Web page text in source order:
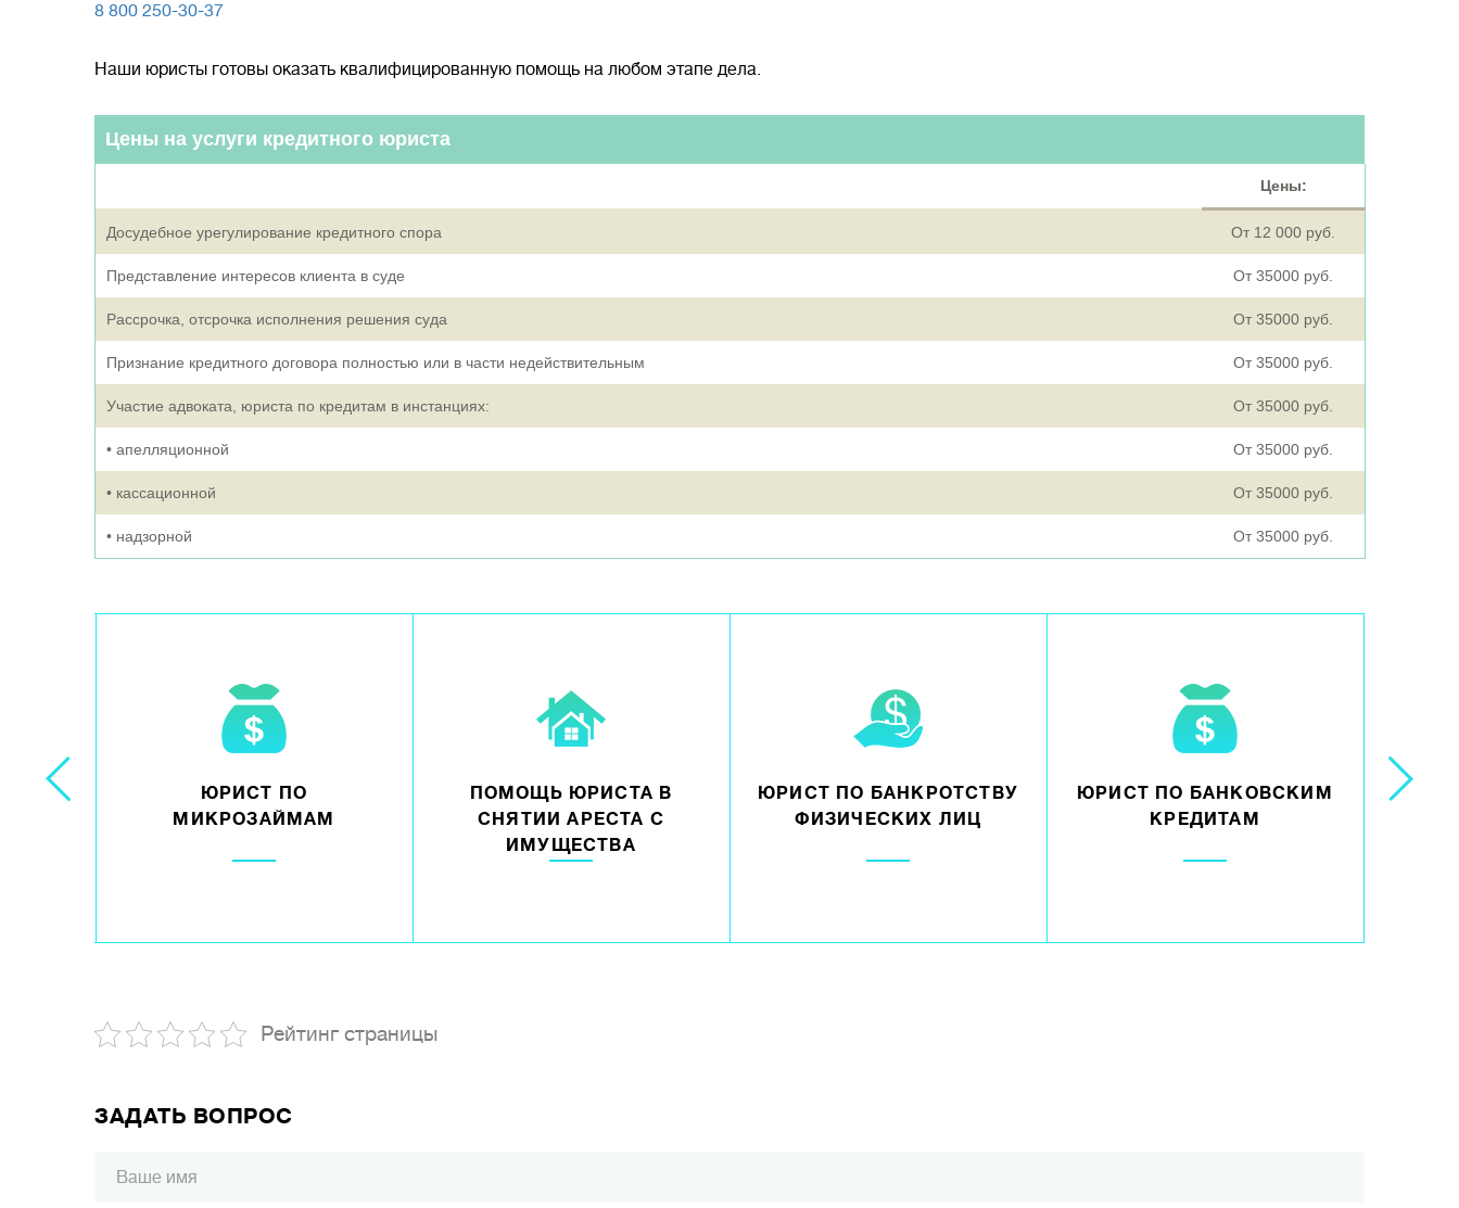
8 800 250-30-37
Наши юристы готовы оказать квалифицированную помощь на любом этапе дела.
Цены на услуги кредитного юриста
Цены:
Досудебное урегулирование кредитного спора От 12 000 руб.
Представление интересов клиента в суде От 35000 руб.
Рассрочка, отсрочка исполнения решения суда От 35000 руб.
Признание кредитного договора полностью или в части недействительным От 35000 руб.
Участие адвоката, юриста по кредитам в инстанциях: От 35000 руб.
• апелляционной От 35000 руб.
• кассационной От 35000 руб.
• надзорной От 35000 руб.
ЮРИСТ ПО
МИКРОЗАЙМАМ
ПОМОЩЬ ЮРИСТА В
СНЯТИИ АРЕСТА С
ИМУЩЕСТВА
ЮРИСТ ПО БАНКРОТСТВУ
ФИЗИЧЕСКИХ ЛИЦ
ЮРИСТ ПО БАНКОВСКИМ
КРЕДИТАМ
Рейтинг страницы
ЗАДАТЬ ВОПРОС